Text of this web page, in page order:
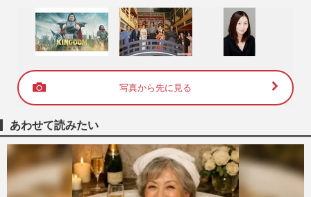
写真から先に見る
あわせて読みたい